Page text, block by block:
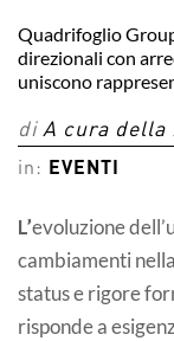
Quadrifoglio
direzionali con
uniscono
di A cura della
in: EVENTI
L’evoluzione
cambiamenti
status e rigore
risponde a